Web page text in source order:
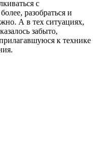
с
разобраться и
А в тех ситуациях,
забыто,
к технике